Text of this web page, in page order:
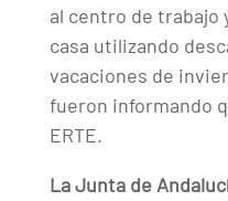
al centro de trabajo
casa utilizando
vacaciones de
fueron informando
ERTE.
La Junta de